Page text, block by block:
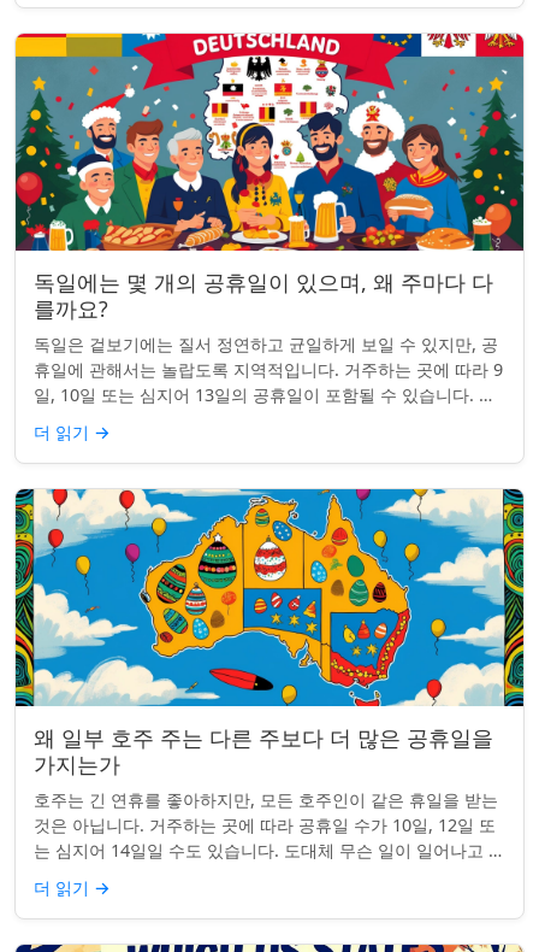
독일에는 몇 개의 공휴일이 있으며, 왜 주마다 다
를까요?
독일은 겉보기에는 질서 정연하고 균일하게 보일 수 있지만, 공
휴일에 관해서는 놀랍도록 지역적입니다. 거주하는 곳에 따라 9
일, 10일 또는 심지어 13일의 공휴일이 포함될 수 있습니다. 왜
그런 걸까요? 간단한 통찰...
더 읽기 →
왜 일부 호주 주는 다른 주보다 더 많은 공휴일을
가지는가
호주는 긴 연휴를 좋아하지만, 모든 호주인이 같은 휴일을 받는
것은 아닙니다. 거주하는 곳에 따라 공휴일 수가 10일, 12일 또
는 심지어 14일일 수도 있습니다. 도대체 무슨 일이 일어나고 있
는 걸까요? 왜 일부 ...
더 읽기 →